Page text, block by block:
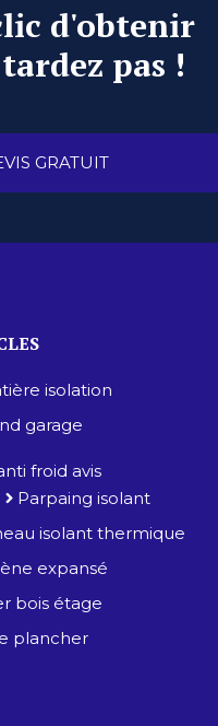
d'obtenir
pas !
GRATUIT
isolation
garage
froid avis
Parpaing isolant
isolant thermique
expansé
bois étage
plancher